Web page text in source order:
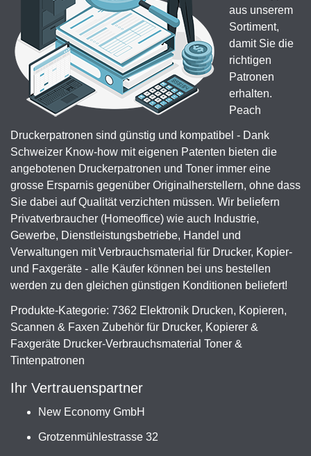
aus unserem
Sortiment,
damit Sie die
richtigen
Patronen
erhalten.
Peach
Druckerpatronen sind günstig und kompatibel - Dank
Schweizer Know-how mit eigenen Patenten bieten die
angebotenen Druckerpatronen und Toner immer eine
grosse Ersparnis gegenüber Originalherstellern, ohne dass
Sie dabei auf Qualität verzichten müssen. Wir beliefern
Privatverbraucher (Homeoffice) wie auch Industrie,
Gewerbe, Dienstleistungsbetriebe, Handel und
Verwaltungen mit Verbrauchsmaterial für Drucker, Kopier-
und Faxgeräte - alle Käufer können bei uns bestellen
werden zu den gleichen günstigen Konditionen beliefert!
Produkte-Kategorie: 7362 Elektronik Drucken, Kopieren,
Scannen & Faxen Zubehör für Drucker, Kopierer &
Faxgeräte Drucker-Verbrauchsmaterial Toner &
Tintenpatronen
Ihr Vertrauenspartner
New Economy GmbH
Grotzenmühlestrasse 32